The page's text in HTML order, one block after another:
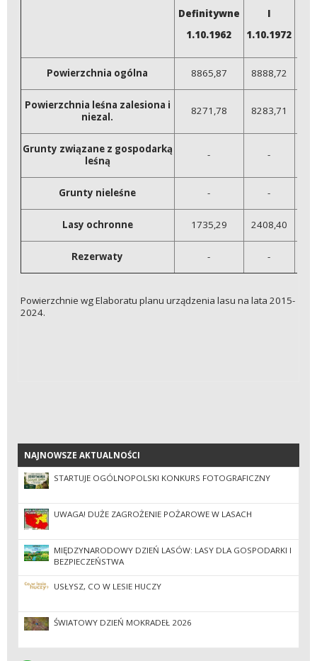
Definitywne
1.10.1962
I
1.10.1972
Powierzchnia ogólna 8865,87 8888,72
Powierzchnia leśna zalesiona i
niezal.
8271,78 8283,71
Grunty związane z gospodarką
leśną
- -
Grunty nieleśne - -
Lasy ochronne 1735,29 2408,40
Rezerwaty - -
Powierzchnie wg Elaboratu planu urządzenia lasu na lata 2015-
2024.
NAJNOWSZE AKTUALNOŚCI
NAJNOWSZE AKTUALNOŚCI
STARTUJE OGÓLNOPOLSKI KONKURS FOTOGRAFICZNY
UWAGA! DUŻE ZAGROŻENIE POŻAROWE W LASACH
MIĘDZYNARODOWY DZIEŃ LASÓW: LASY DLA GOSPODARKI I
BEZPIECZEŃSTWA
USŁYSZ, CO W LESIE HUCZY
ŚWIATOWY DZIEŃ MOKRADEŁ 2026